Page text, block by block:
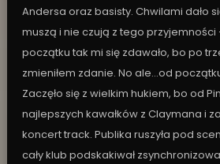
Andersa oraz basisty. Chwilami dało
muszą i nie czują z tego
początku tak mi się zdawało, bo po
zmieniłem zdanie. No ale…od
Zaczęło się z wielkim hukiem, bo od
najlepszych kawałków z Claymana i
koncert track. Publika ruszyła pod
cały klub podskakiwał